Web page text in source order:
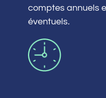
comptes annuels
éventuels.